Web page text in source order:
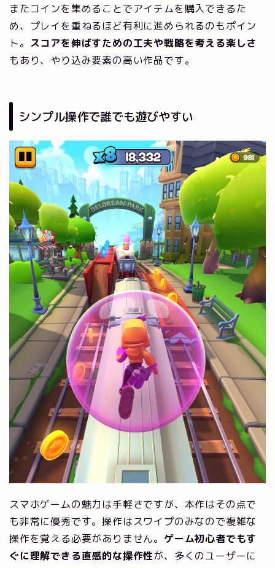
またコインを集めることでアイテムを購入できるた
め、プレイを重ねるほど有利に進められるのもポイン
ト。 スコアを伸ばすための工夫や戦略を考える楽しさ
もあり、やり込み要素の高い作品です。
シンプル操作で誰でも遊びやすい
スマホゲームの魅力は手軽さですが、本作はその点で
も非常に優秀です。操作はスワイプのみなので複雑な
操作を覚える必要がありません。 ゲーム初心者でもす
ぐに理解できる直感的な操作性が、多くのユーザーに